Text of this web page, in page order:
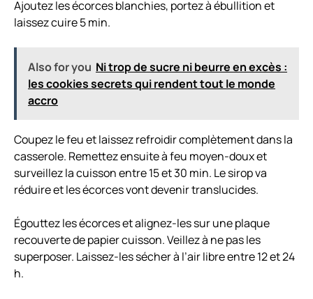
Ajoutez les écorces blanchies, portez à ébullition et
laissez cuire 5 min.
Also for you Ni trop de sucre ni beurre en excès :
les cookies secrets qui rendent tout le monde
accro
Coupez le feu et laissez refroidir complètement dans la
casserole. Remettez ensuite à feu moyen-doux et
surveillez la cuisson entre 15 et 30 min. Le sirop va
réduire et les écorces vont devenir translucides.
Égouttez les écorces et alignez-les sur une plaque
recouverte de papier cuisson. Veillez à ne pas les
superposer. Laissez-les sécher à l’air libre entre 12 et 24
h.